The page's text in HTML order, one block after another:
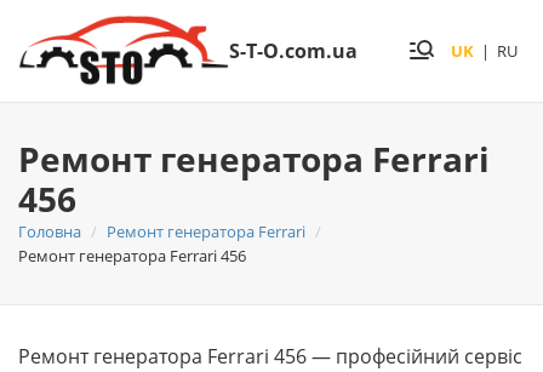
S-T-O.com.ua UK | RU
Ремонт генератора Ferrari
456
Головна
Ремонт генератора Ferrari
Ремонт генератора Ferrari 456
Ремонт генератора Ferrari 456 — професійний сервіс